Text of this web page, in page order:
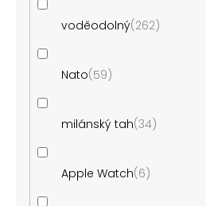
voděodolný 262
Nato 59
milánský tah 34
Apple Watch 6